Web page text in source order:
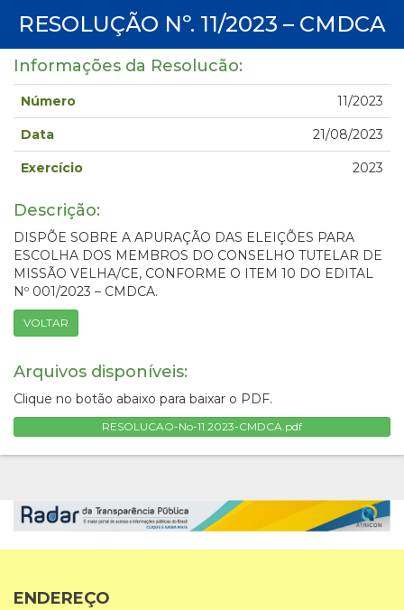
RESOLUÇÃO Nº. 11/2023 – CMDCA
Informações da Resolucão:
Número 11/2023
Data 21/08/2023
Exercício 2023
Descrição:
DISPÕE SOBRE A APURAÇÃO DAS ELEIÇÕES PARA
ESCOLHA DOS MEMBROS DO CONSELHO TUTELAR DE
MISSÃO VELHA/CE, CONFORME O ITEM 10 DO EDITAL
Nº 001/2023 – CMDCA.
VOLTAR
Arquivos disponíveis:
Clique no botão abaixo para baixar o PDF.
RESOLUCAO-No-11.2023-CMDCA.pdf
ENDEREÇO